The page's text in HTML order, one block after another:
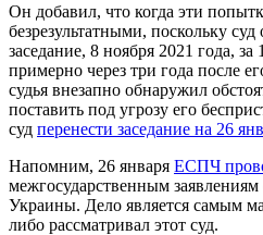
Он добавил, что когда эти
безрезультатными, поскольку суд
заседание, 8 ноября 2021 года, за
примерно через три года после
судья внезапно обнаружил
поставить под угрозу его
суд перенести заседание на 26
Напомним, 26 января ЕСПЧ
межгосударственным
Украины. Дело является самым
либо рассматривал этот суд.